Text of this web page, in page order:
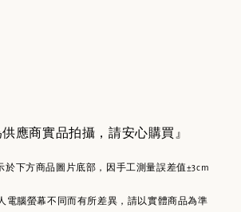
供應商實品拍攝，請安心購買』
於下方商品圖片底部，因手工測量誤差值±3cm
電腦螢幕不同而有所差異，請以實體商品為準